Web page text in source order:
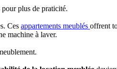
pour plus de praticité.
Ces appartements meublés offrent
machine à laver.